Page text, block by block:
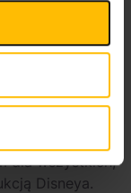
– i to nie
W sieci już
się, że
dla wszystkich,
Disneya.